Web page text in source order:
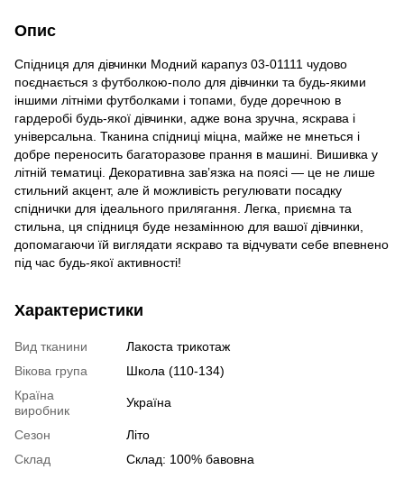
Опис
Спідниця для дівчинки Модний карапуз 03-01111 чудово
поєднається з футболкою-поло для дівчинки та будь-якими
іншими літніми футболками і топами, буде доречною в
гардеробі будь-якої дівчинки, адже вона зручна, яскрава і
універсальна. Тканина спідниці міцна, майже не мнеться і
добре переносить багаторазове прання в машині. Вишивка у
літній тематиці. Декоративна зав’язка на поясі — це не лише
стильний акцент, але й можливість регулювати посадку
спіднички для ідеального прилягання. Легка, приємна та
стильна, ця спідниця буде незамінною для вашої дівчинки,
допомагаючи їй виглядати яскраво та відчувати себе впевнено
під час будь-якої активності!
Характеристики
Вид тканини
Лакоста трикотаж
Вікова група
Школа (110-134)
Країна
виробник
Україна
Сезон
Літо
Склад
Склад: 100% бавовна